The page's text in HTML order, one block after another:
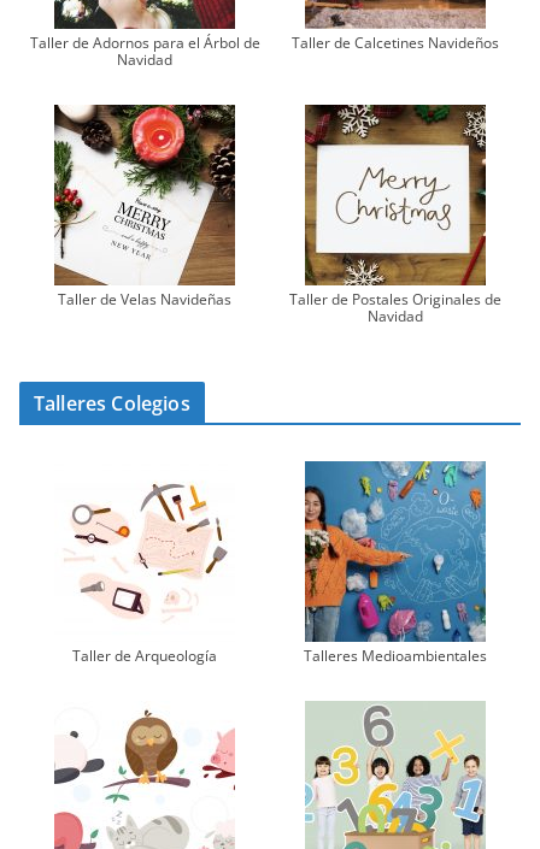
Taller de Adornos para el Árbol de
Navidad
Taller de Calcetines Navideños
Taller de Velas Navideñas
Taller de Postales Originales de
Navidad
Talleres Colegios
Taller de Arqueología Talleres Medioambientales